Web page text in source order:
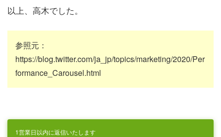
以上、高木でした。
参照元：
https://blog.twitter.com/ja_jp/topics/marketing/2020/Per
formance_Carousel.html
1営業日以内に返信いたします